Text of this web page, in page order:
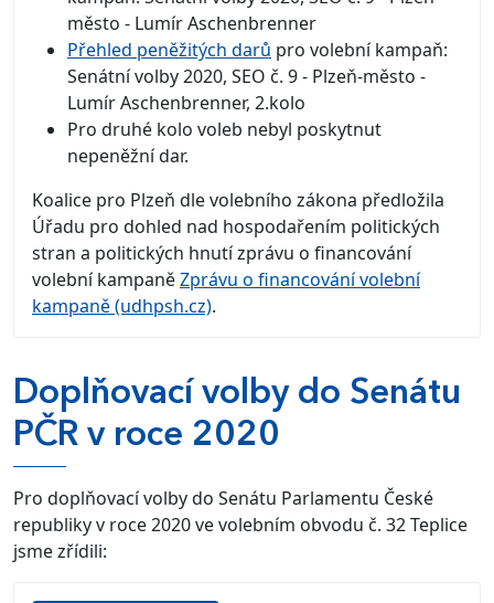
město - Lumír Aschenbrenner
Přehled peněžitých darů pro volební kampaň:
Senátní volby 2020, SEO č. 9 - Plzeň-město -
Lumír Aschenbrenner, 2.kolo
Pro druhé kolo voleb nebyl poskytnut
nepeněžní dar.
Koalice pro Plzeň dle volebního zákona předložila
Úřadu pro dohled nad hospodařením politických
stran a politických hnutí zprávu o financování
volební kampaněZprávu o financování volební
kampaně (udhpsh.cz).
Doplňovací volby do Senátu
PČR v roce 2020
Pro doplňovací volby do Senátu Parlamentu České
republiky v roce 2020 ve volebním obvodu č. 32 Teplice
jsme zřídili: